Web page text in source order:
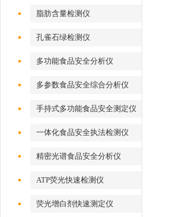
脂肪含量检测仪
孔雀石绿检测仪
多功能食品安全分析仪
多参数食品安全综合分析仪
手持式多功能食品安全测定仪
一体化食品安全执法检测仪
精密光谱食品安全分析仪
ATP荧光快速检测仪
荧光增白剂快速测定仪